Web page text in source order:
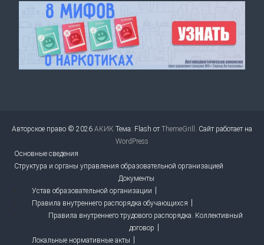
Авторское право © 2026 АКИК Тема: Flash отThemeGrill
. Сайт работает на
WordPress
Основные сведения
Структура и органы управления образовательной организацией
Документы
Устав образовательной организации
Правила внутреннего распорядка обучающихся
Правила внутреннего трудового распорядка. Коллективный
договор
Локальные нормативные акты